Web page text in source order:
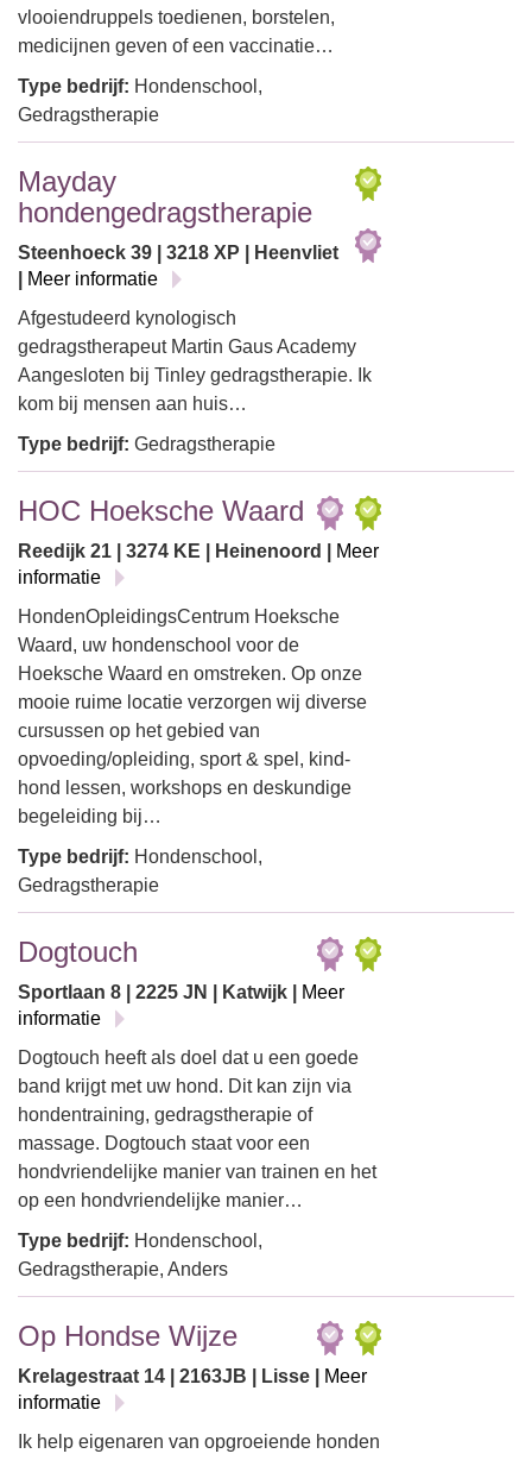
vlooiendruppels toedienen, borstelen,
medicijnen geven of een vaccinatie…
Type bedrijf: Hondenschool,
Gedragstherapie
Mayday
hondengedragstherapie
Steenhoeck 39 | 3218 XP | Heenvliet
Meer informatie
Afgestudeerd kynologisch
gedragstherapeut Martin Gaus Academy
Aangesloten bij Tinley gedragstherapie. Ik
kom bij mensen aan huis…
Type bedrijf: Gedragstherapie
HOC Hoeksche Waard
Reedijk 21 | 3274 KE | Heinenoord |
Meer
informatie
HondenOpleidingsCentrum Hoeksche
Waard, uw hondenschool voor de
Hoeksche Waard en omstreken. Op onze
mooie ruime locatie verzorgen wij diverse
cursussen op het gebied van
opvoeding/opleiding, sport & spel, kind-
hond lessen, workshops en deskundige
begeleiding bij…
Type bedrijf: Hondenschool,
Gedragstherapie
Dogtouch
Sportlaan 8 | 2225 JN | Katwijk |
Meer
informatie
Dogtouch heeft als doel dat u een goede
band krijgt met uw hond. Dit kan zijn via
hondentraining, gedragstherapie of
massage. Dogtouch staat voor een
hondvriendelijke manier van trainen en het
op een hondvriendelijke manier…
Type bedrijf: Hondenschool,
Gedragstherapie, Anders
Op Hondse Wijze
Krelagestraat 14 | 2163JB | Lisse |
Meer
informatie
Ik help eigenaren van opgroeiende honden